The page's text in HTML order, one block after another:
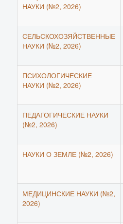
НАУКИ (№2, 2026)
СЕЛЬСКОХОЗЯЙСТВЕННЫЕ
НАУКИ (№2, 2026)
ПСИХОЛОГИЧЕСКИЕ
НАУКИ (№2, 2026)
ПЕДАГОГИЧЕСКИЕ НАУКИ
(№2, 2026)
НАУКИ О ЗЕМЛЕ (№2, 2026)
МЕДИЦИНСКИЕ НАУКИ (№2,
2026)